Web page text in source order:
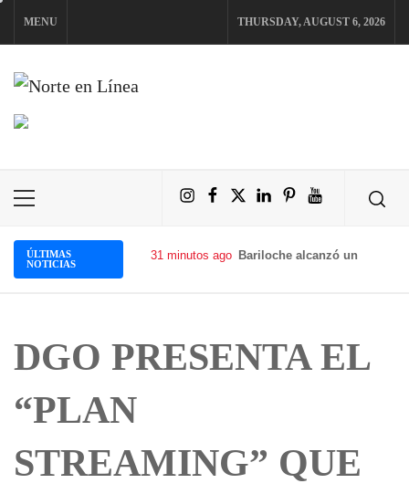
Skip
to
content
MENU THURSDAY, AUGUST 6, 2026
NORTE EN LÍNEA
Primary
InstagramFacebook
X LinkedInPinterestYouTube
ÚLTIMAS
NOTICIAS
31 minutos ago Bariloche alcanzó un 90%
DGO PRESENTA EL
“PLAN
STREAMING” QUE